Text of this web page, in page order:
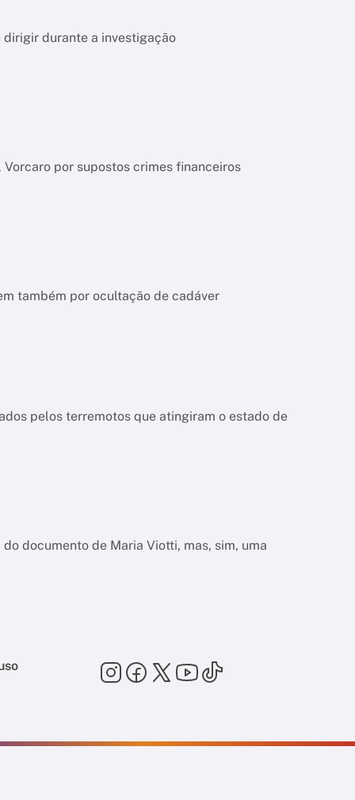
dirigir durante a investigação
por supostos crimes financeiros
também por ocultação de cadáver
pelos terremotos que atingiram o estado de
documento de Maria Viotti, mas, sim, uma